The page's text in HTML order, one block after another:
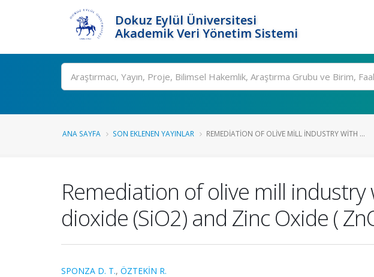
Dokuz Eylül Üniversitesi
Akademik Veri Yönetim Sistemi
Ara
ANA SAYFA SON EKLENEN YAYINLAR REMEDIATION OF OLIVE MILL INDUSTRY WITH ...
Remediation of olive mill
dioxide (SiO2) and Zinc Oxide (
SPONZA D. T., ÖZTEKİN R.